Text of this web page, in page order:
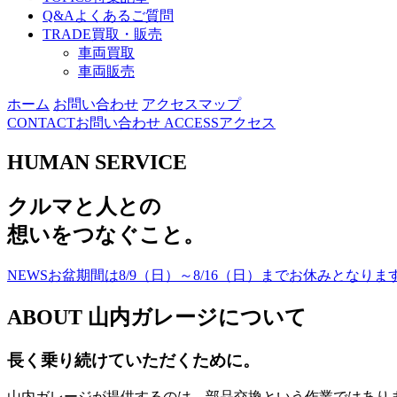
Q&A よくあるご質問
TRADE買取・販売
車両買取
車両販売
ホーム お問い合わせ アクセスマップ
CONTACTお問い合わせ ACCESSアクセス
HUMAN SERVICE
クルマ と 人 と の
想いをつな ぐこ と 。
NEWSお盆期間は8/9（日）～8/16（日）までお休みとなりま
ABOUT 山内ガレージについて
長く乗り続けていただくために。